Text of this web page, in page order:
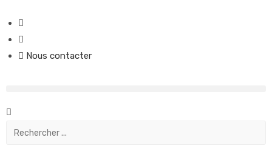
Nous contacter